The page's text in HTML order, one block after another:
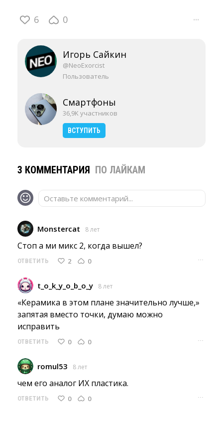
6 0 ···
Игорь Сайкин
@NeoExorcist
Пользователь
Смартфоны
36,9K участников
ВСТУПИТЬ
3 КОММЕНТАРИЯ ПО ЛАЙКАМ
Оставьте комментарий...
Monstercat 8 лет
Стоп а ми микс 2, когда вышел?
ОТВЕТИТЬ 2 0 ···
t_o_k_y_o_b_o_y 8 лет
«Керамика в этом плане значительно лучше,»
запятая вместо точки, думаю можно
исправить
ОТВЕТИТЬ 0 0 ···
romul53 8 лет
чем его аналог ИХ пластика.
ОТВЕТИТЬ 0 0 ···